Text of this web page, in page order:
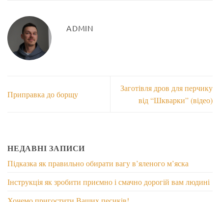
ADMIN
Приправка до борщу
Заготівля дров для перчику
від “Шкварки” (відео)
НЕДАВНІ ЗАПИСИ
Підказка як правильно обирати вагу в’яленого м’яска
Інструкція як зробити приємно і смачно дорогій вам людині